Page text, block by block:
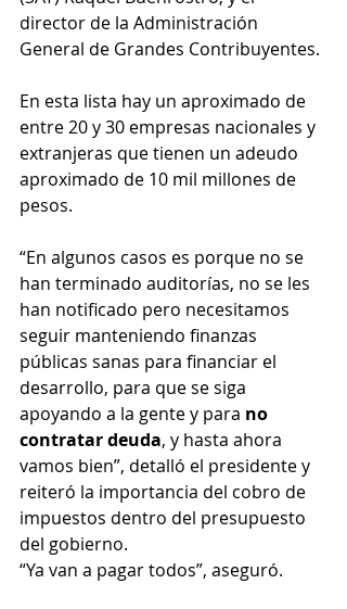
director de la Administración
General de Grandes Contribuyentes.
En esta lista hay un aproximado de
entre 20 y 30 empresas nacionales y
extranjeras que tienen un adeudo
aproximado de 10 mil millones de
pesos.
“En algunos casos es porque no se
han terminado auditorías, no se les
han notificado pero necesitamos
seguir manteniendo finanzas
públicas sanas para financiar el
desarrollo, para que se siga
apoyando a la gente y para no
contratar deuda, y hasta ahora
vamos bien”, detalló el presidente y
reiteró la importancia del cobro de
impuestos dentro del presupuesto
del gobierno.
“Ya van a pagar todos”, aseguró.